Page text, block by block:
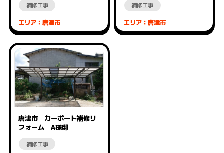
補修工事
エリア：唐津市
補修工事
エリア：唐津市
唐津市 カーポート補修リ
フォーム A様邸
補修工事